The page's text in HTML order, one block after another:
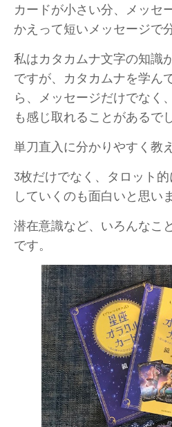
カードが小さい分、メッセ
かえって短いメッセージで
私はカタカムナ文字の知識
ですが、カタカムナを学ん
ら、メッセージだけでなく
も感じ取れることがあるで
単刀直入に分かりやすく教
3枚だけでなく、タロット
していくのも面白いと思い
潜在意識など、いろんなこ
です。